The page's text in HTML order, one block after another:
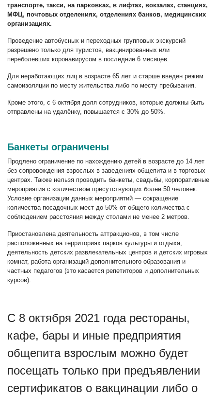
транспорте, такси, на парковках, в лифтах, вокзалах, станциях,
МФЦ, почтовых отделениях, отделениях банков, медицинских
организациях.
Проведение автобусных и переходных групповых экскурсий
разрешено только для туристов, вакцинированных или
переболевших коронавирусом в последние 6 месяцев.
Для неработающих лиц в возрасте 65 лет и старше введен режим
самоизоляции по месту жительства либо по месту пребывания.
Кроме этого, с 6 октября доля сотрудников, которые должны быть
отправлены на удалёнку, повышается с 30% до 50%.
Банкеты ограничены
Продлено ограничение по нахождению детей в возрасте до 14 лет
без сопровождения взрослых в заведениях общепита и в торговых
центрах. Также нельзя проводить банкеты, свадьбы, корпоративные
мероприятия с количеством присутствующих более 50 человек.
Условие организации данных мероприятий — сокращение
количества посадочных мест до 50% от общего количества с
соблюдением расстояния между столами не менее 2 метров.
Приостановлена деятельность аттракционов, в том числе
расположенных на территориях парков культуры и отдыха,
деятельность детских развлекательных центров и детских игровых
комнат, работа организаций дополнительного образования и
частных педагогов (это касается репетиторов и дополнительных
курсов).
С 8 октября 2021 года рестораны,
кафе, бары и иные предприятия
общепита взрослым можно будет
посещать только при предъявлении
сертификатов о вакцинации либо о